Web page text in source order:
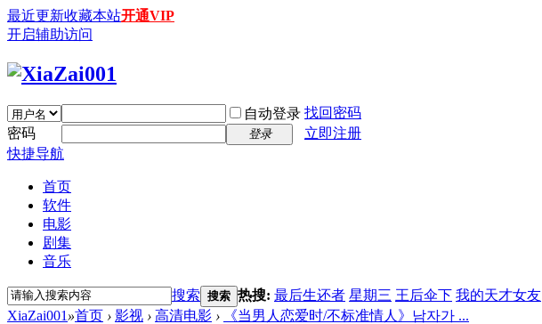
最近更新收藏本站开通VIP
开启辅助访问
自动登录 找回密码
密码
登录
立即注册
快捷导航
首页
软件
电影
剧集
音乐
搜索 搜索 热搜: 最后生还者 星期三 王后伞下 我的天才女友
XiaZai001 »首页 › 影视 › 高清电影 ›
《当男人恋爱时/不标准情人》남자가 ...